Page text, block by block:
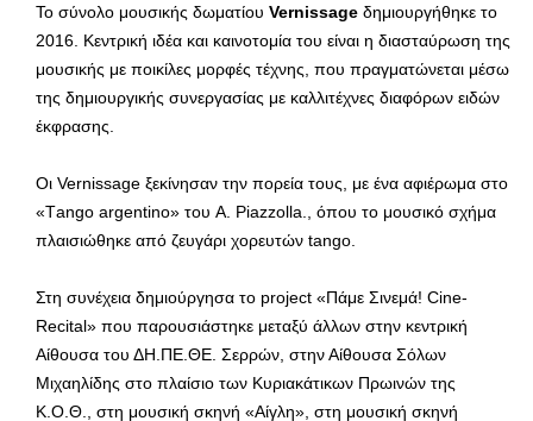
Το σύνολο μουσικής δωματίου Vernissage δημιουργήθηκε το
2016. Κεντρική ιδέα και καινοτομία του είναι η διασταύρωση της
μουσικής με ποικίλες μορφές τέχνης, που πραγματώνεται μέσω
της δημιουργικής συνεργασίας με καλλιτέχνες διαφόρων ειδών
έκφρασης.
Οι Vernissage ξεκίνησαν την πορεία τους, με ένα αφιέρωμα στο
«Τango argentinο» του A. Piazzolla., όπου το μουσικό σχήμα
πλαισιώθηκε από ζευγάρι χορευτών tango.
Στη συνέχεια δημιούργησα το project «Πάμε Σινεμά! Cine-
Recital» που παρουσιάστηκε μεταξύ άλλων στην κεντρική
Αίθουσα του ΔΗ.ΠΕ.ΘΕ. Σερρών, στην Αίθουσα Σόλων
Μιχαηλίδης στο πλαίσιο των Κυριακάτικων Πρωινών της
Κ.Ο.Θ., στη μουσική σκηνή «Αίγλη», στη μουσική σκηνή